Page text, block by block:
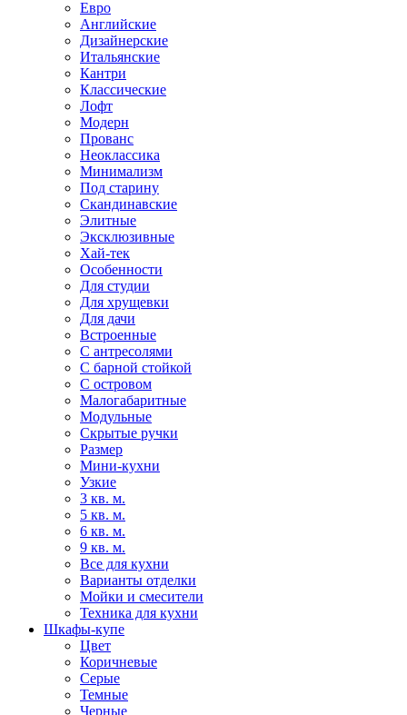
Евро
Английские
Дизайнерские
Итальянские
Кантри
Классические
Лофт
Модерн
Прованс
Неоклассика
Минимализм
Под старину
Скандинавские
Элитные
Эксклюзивные
Хай-тек
Особенности
Для студии
Для хрущевки
Для дачи
Встроенные
С антресолями
С барной стойкой
С островом
Малогабаритные
Модульные
Скрытые ручки
Размер
Мини-кухни
Узкие
3 кв. м.
5 кв. м.
6 кв. м.
9 кв. м.
Все для кухни
Варианты отделки
Мойки и смесители
Техника для кухни
Шкафы-купе
Цвет
Коричневые
Серые
Темные
Черные